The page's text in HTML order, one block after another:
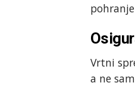
Vrtni
a ne